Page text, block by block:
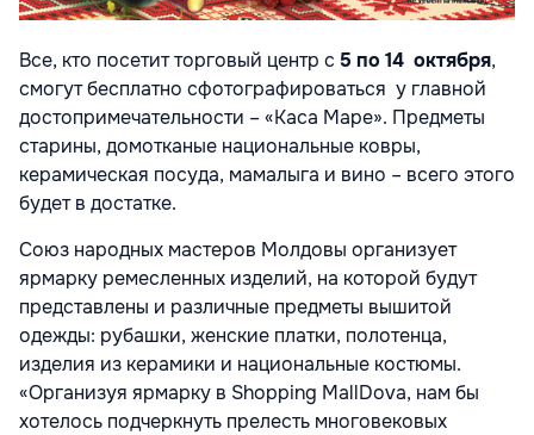
Все, кто посетитторговый центр с 5 по 14 октября,
смогутбесплатно сфотографироваться у главной
достопримечательности – «Каса Маре». Предметы
старины, домотканые национальные ковры,
керамическая посуда, мамалыга и вино – всего этого
будет в достатке.
Союз народных мастеров Молдовы организует
ярмарку ремесленных изделий, на которой будут
представлены и различные предметы вышитой
одежды: рубашки, женские платки, полотенца,
изделия из керамики и национальные костюмы.
«Организуя ярмарку в Shopping MallDova, нам бы
хотелось подчеркнуть прелесть многовековых